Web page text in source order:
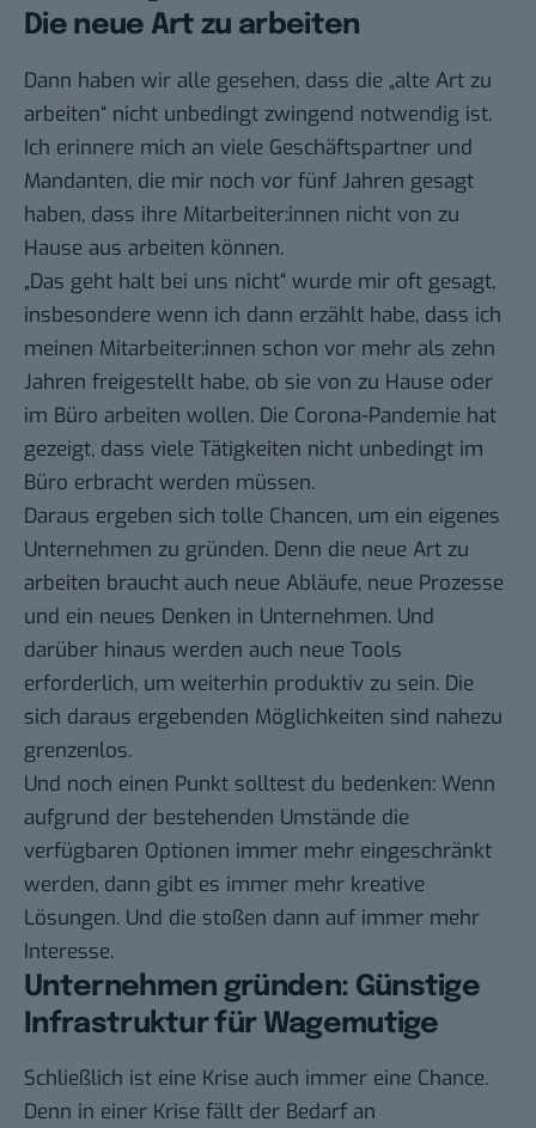
Die neue Art zu arbeiten
Dann haben wir alle gesehen, dass die „alte Art zu
arbeiten“ nicht unbedingt zwingend notwendig ist.
Ich erinnere mich an viele Geschäftspartner und
Mandanten, die mir noch vor fünf Jahren gesagt
haben, dass ihre Mitarbeiter:innen nicht von zu
Hause aus arbeiten können.
„Das geht halt bei uns nicht“ wurde mir oft gesagt,
insbesondere wenn ich dann erzählt habe, dass ich
meinen Mitarbeiter:innen schon vor mehr als zehn
Jahren freigestellt habe, ob sie von zu Hause oder
im Büro arbeiten wollen. Die Corona-Pandemie hat
gezeigt, dass viele Tätigkeiten nicht unbedingt im
Büro erbracht werden müssen.
Daraus ergeben sich tolle Chancen, um ein eigenes
Unternehmen zu gründen. Denn die neue Art zu
arbeiten braucht auch neue Abläufe, neue Prozesse
und ein neues Denken in Unternehmen. Und
darüber hinaus werden auch neue Tools
erforderlich, um weiterhin produktiv zu sein. Die
sich daraus ergebenden Möglichkeiten sind nahezu
grenzenlos.
Und noch einen Punkt solltest du bedenken: Wenn
aufgrund der bestehenden Umstände die
verfügbaren Optionen immer mehr eingeschränkt
werden, dann gibt es immer mehr kreative
Lösungen. Und die stoßen dann auf immer mehr
Interesse.
Unternehmen gründen: Günstige
Infrastruktur für Wagemutige
Schließlich ist eine Krise auch immer eine Chance.
Denn in einer Krise fällt der Bedarf an